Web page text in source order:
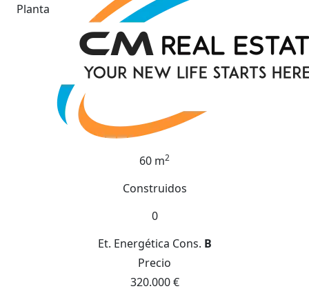
Planta
60 m2
Construidos
0
Et. Energética Cons. B
Precio
320.000 €